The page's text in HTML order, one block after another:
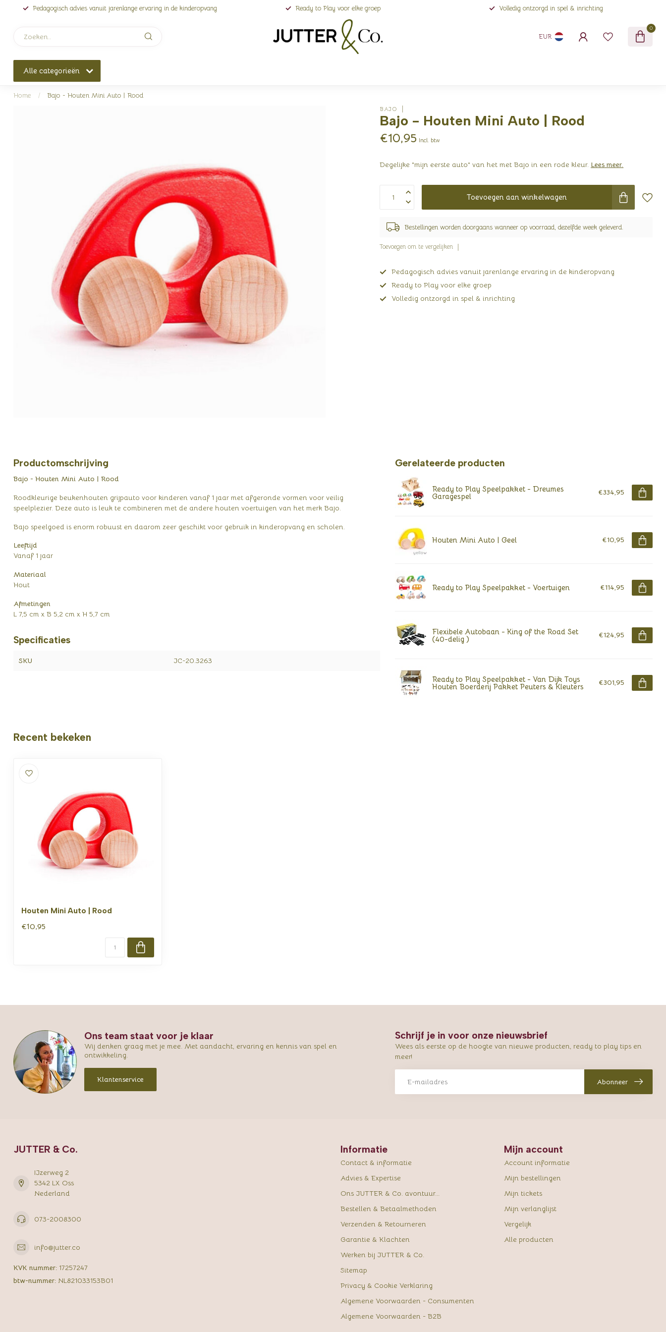
Pedagogisch advies vanuit jarenlange ervaring in de kinderopvang Ready to Play voor elke groep Volledig ontzorgd in spel & inrichting
EUR
0
Alle categorieën
Home / Bajo - Houten Mini Auto | Rood
BAJO
Bajo - Houten Mini Auto | Rood
€10,95 Incl. btw
Degelijke "mijn eerste auto" van het met Bajo in een rode kleur. Lees meer.
Toevoegen aan winkelwagen
Bestellingen worden doorgaans wanneer op voorraad, dezelfde week geleverd.
Toevoegen om te vergelijken
Pedagogisch advies vanuit jarenlange ervaring in de kinderopvang
Ready to Play voor elke groep
Volledig ontzorgd in spel & inrichting
Productomschrijving
Bajo - Houten Mini Auto | Rood
Roodkleurige beukenhouten grijpauto voor kinderen vanaf 1 jaar met afgeronde vormen voor veilig
speelplezier. Deze auto is leuk te combineren met de andere houten voertuigen van het merk Bajo.
Bajo speelgoed is enorm robuust en daarom zeer geschikt voor gebruik in kinderopvang en scholen.
Leeftijd
Vanaf 1 jaar
Materiaal
Hout
Afmetingen
L 7,5 cm x B 5,2 cm x H 5,7 cm
Specificaties
SKU JC-20.3263
Gerelateerde producten
Ready to Play Speelpakket - Dreumes
Garagespel €334,95
Houten Mini Auto | Geel €10,95
Ready to Play Speelpakket - Voertuigen €114,95
Flexibele Autobaan - King of the Road Set
(40-delig ) €124,95
Ready to Play Speelpakket - Van Dijk Toys
Houten Boerderij Pakket Peuters & Kleuters €301,95
Recent bekeken
Houten Mini Auto | Rood
€10,95
Ons team staat voor je klaar
Wij denken graag met je mee. Met aandacht, ervaring en kennis van spel en
ontwikkeling.
Klantenservice
Schrijf je in voor onze nieuwsbrief
Wees als eerste op de hoogte van nieuwe producten, ready to play tips en
meer!
Abonneer
JUTTER & Co.
IJzerweg 2
5342 LX Oss
Nederland
073-2008300
info@jutter.co
KVK nummer: 17257247
btw-nummer: NL821033153B01
Informatie
Contact & informatie
Advies & Expertise
Ons JUTTER & Co. avontuur...
Bestellen & Betaalmethoden
Verzenden & Retourneren
Garantie & Klachten
Werken bij JUTTER & Co.
Sitemap
Privacy & Cookie Verklaring
Algemene Voorwaarden - Consumenten
Algemene Voorwaarden - B2B
Mijn account
Account informatie
Mijn bestellingen
Mijn tickets
Mijn verlanglijst
Vergelijk
Alle producten